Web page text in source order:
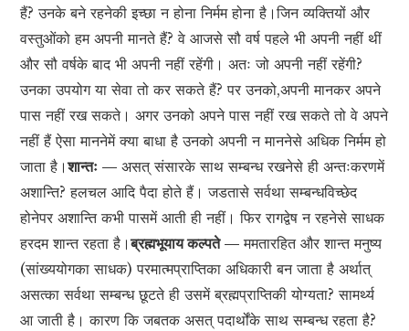
हैं? उनके बने रहनेकी इच्छा न होना निर्मम होना है।जिन व्यक्तियों और
वस्तुओंको हम अपनी मानते हैं? वे आजसे सौ वर्ष पहले भी अपनी नहीं थीं
और सौ वर्षके बाद भी अपनी नहीं रहेंगी। अतः जो अपनी नहीं रहेंगी?
उनका उपयोग या सेवा तो कर सकते हैं? पर उनको,अपनी मानकर अपने
पास नहीं रख सकते। अगर उनको अपने पास नहीं रख सकते तो वे अपने
नहीं हैं ऐसा माननेमें क्या बाधा है उनको अपनी न माननेसे अधिक निर्मम हो
जाता है।शान्तः —असत् संसारके साथ सम्बन्ध रखनेसे ही अन्तःकरणमें
अशान्ति? हलचल आदि पैदा होते हैं। जडतासे सर्वथा सम्बन्धविच्छेद
होनेपर अशान्ति कभी पासमें आती ही नहीं। फिर रागद्वेष न रहनेसे साधक
हरदम शान्त रहता है।ब्रह्मभूयाय कल्पते —ममतारहित और शान्त मनुष्य
(सांख्ययोगका साधक) परमात्मप्राप्तिका अधिकारी बन जाता है अर्थात्
असत्का सर्वथा सम्बन्ध छूटते ही उसमें ब्रह्मप्राप्तिकी योग्यता? सामर्थ्य
आ जाती है। कारण कि जबतक असत् पदार्थोंके साथ सम्बन्ध रहता है?